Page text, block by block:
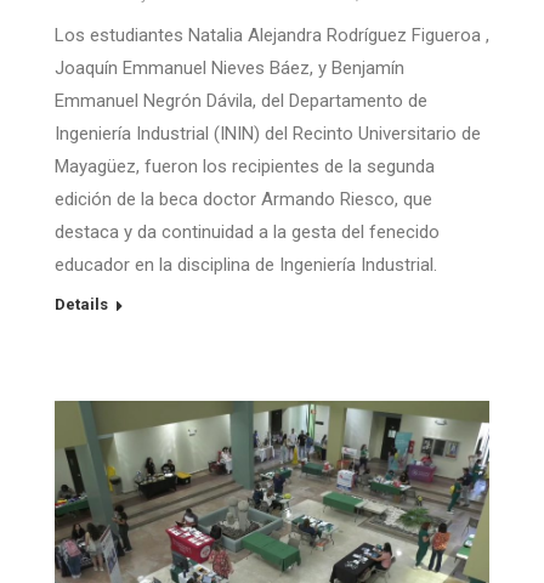
Los estudiantes Natalia Alejandra Rodríguez Figueroa ,
Joaquín Emmanuel Nieves Báez, y Benjamín
Emmanuel Negrón Dávila, del Departamento de
Ingeniería Industrial (ININ) del Recinto Universitario de
Mayagüez, fueron los recipientes de la segunda
edición de la beca doctor Armando Riesco, que
destaca y da continuidad a la gesta del fenecido
educador en la disciplina de Ingeniería Industrial.
Details